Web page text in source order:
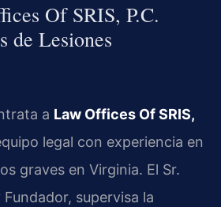
Of SRIS, P.C.
de Lesiones
a Law Offices Of SRIS,
legal con experiencia en
graves en Virginia. El Sr.
supervisa la